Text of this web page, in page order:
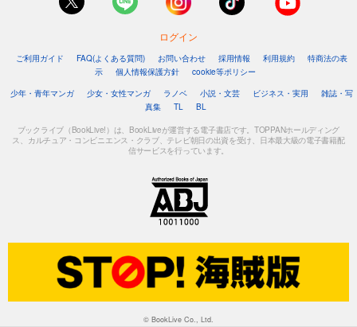
ログイン
ご利用ガイド FAQ(よくある質問) お問い合わせ 採用情報 利用規約
特商法の表
示
個人情報保護方針
cookie等ポリシー
少年・青年マンガ
少女・女性マンガ ラノベ 小説・文芸 ビジネス・実用
雑誌・写
真集
TL BL
ブックライブ（BookLive!）は、BookLiveが運営する電子書店です。TOPPANホールディング
ス、カルチュア・コンビニエンス・クラブ、テレビ朝日の出資を受け、日本最大級の電子書籍配
信サービスを行っています。
© BookLive Co., Ltd.